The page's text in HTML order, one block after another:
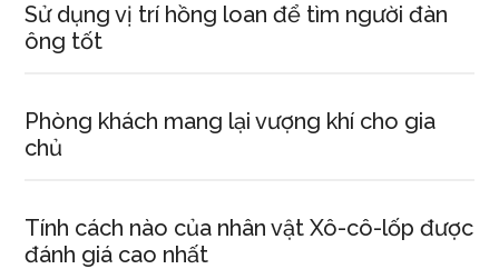
Sử dụng vị trí hồng loan để tìm người đàn
ông tốt
Phòng khách mang lại vượng khí cho gia
chủ
Tính cách nào của nhân vật Xô-cô-lốp được
đánh giá cao nhất